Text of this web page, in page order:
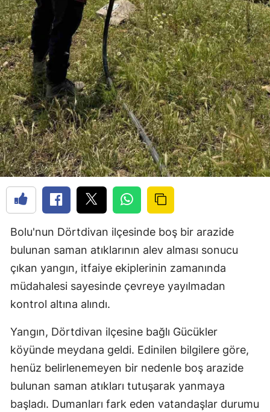
Bolu'nun Dörtdivan ilçesinde boş bir arazide
bulunan saman atıklarının alev alması sonucu
çıkan yangın, itfaiye ekiplerinin zamanında
müdahalesi sayesinde çevreye yayılmadan
kontrol altına alındı.
Yangın, Dörtdivan ilçesine bağlı Gücükler
köyünde meydana geldi. Edinilen bilgilere göre,
henüz belirlenemeyen bir nedenle boş arazide
bulunan saman atıkları tutuşarak yanmaya
başladı. Dumanları fark eden vatandaşlar durumu